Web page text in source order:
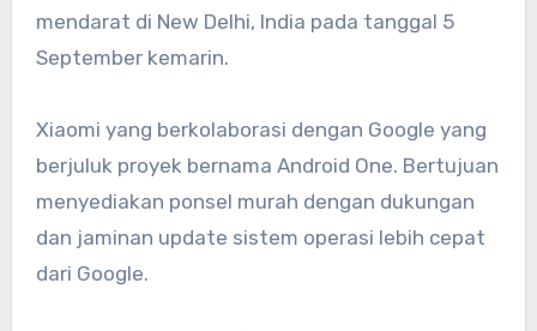
mendarat di New Delhi, India pada tanggal 5
September kemarin.
Xiaomi yang berkolaborasi dengan Google yang
berjuluk proyek bernama Android One. Bertujuan
menyediakan ponsel murah dengan dukungan
dan jaminan update sistem operasi lebih cepat
dari Google.